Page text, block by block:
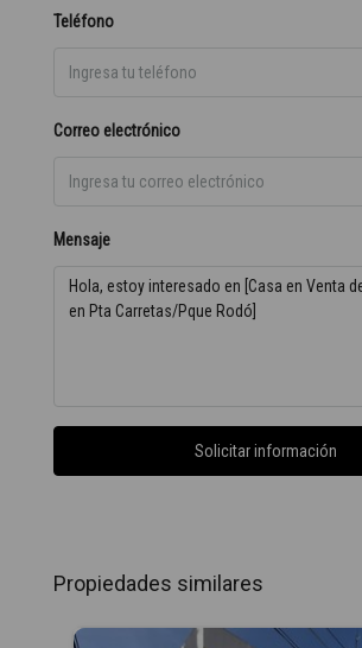
Teléfono
Correo electrónico
Mensaje
Solicitar información
Propiedades similares